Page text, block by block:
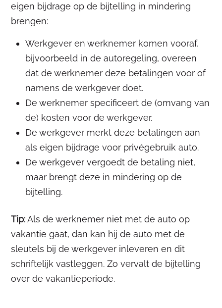
eigen bijdrage op de bijtelling in mindering
brengen:
Werkgever en werknemer komen vooraf,
bijvoorbeeld in de autoregeling, overeen
dat de werknemer deze betalingen voor of
namens de werkgever doet.
De werknemer specificeert de (omvang van
de) kosten voor de werkgever.
De werkgever merkt deze betalingen aan
als eigen bijdrage voor privégebruik auto.
De werkgever vergoedt de betaling niet,
maar brengt deze in mindering op de
bijtelling.
Tip:Als de werknemer niet met de auto op
vakantie gaat, dan kan hij de auto met de
sleutels bij de werkgever inleveren en dit
schriftelijk vastleggen. Zo vervalt de bijtelling
over de vakantieperiode.